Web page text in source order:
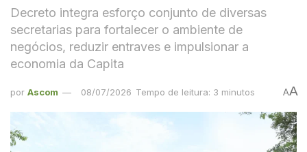
Decreto integra esforço conjunto de diversas
secretarias para fortalecer o ambiente de
negócios, reduzir entraves e impulsionar a
economia da Capita
por Ascom 08/07/2026 Tempo de leitura: 3 minutos AA